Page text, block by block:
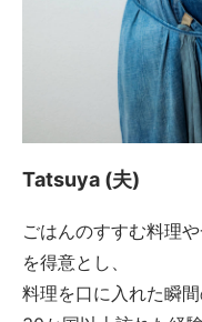
Tatsuya (夫)
ごはんのすすむ料理
を得意とし、
料理を口に入れた瞬